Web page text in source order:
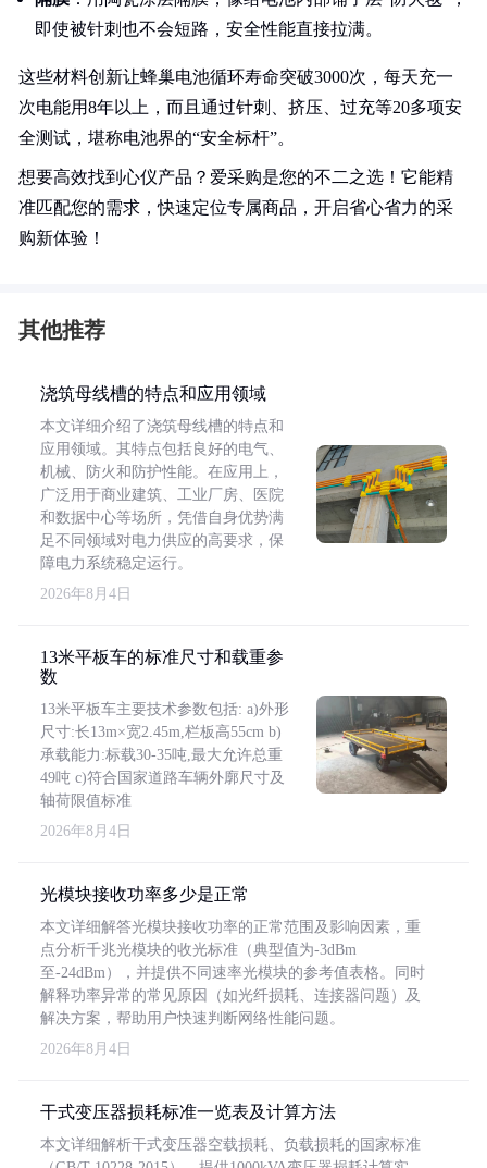
即使被针刺也不会短路，安全性能直接拉满。
这些材料创新让蜂巢电池循环寿命突破3000次，每天充一
次电能用8年以上，而且通过针刺、挤压、过充等20多项安
全测试，堪称电池界的“安全标杆”。
想要高效找到心仪产品？爱采购是您的不二之选！它能精
准匹配您的需求，快速定位专属商品，开启省心省力的采
购新体验！
其他推荐
浇筑母线槽的特点和应用领域
本文详细介绍了浇筑母线槽的特点和
应用领域。其特点包括良好的电气、
机械、防火和防护性能。在应用上，
广泛用于商业建筑、工业厂房、医院
和数据中心等场所，凭借自身优势满
足不同领域对电力供应的高要求，保
障电力系统稳定运行。
2026年8月4日
13米平板车的标准尺寸和载重参
数
13米平板车主要技术参数包括: a)外形
尺寸:长13m×宽2.45m,栏板高55cm b)
承载能力:标载30-35吨,最大允许总重
49吨 c)符合国家道路车辆外廓尺寸及
轴荷限值标准
2026年8月4日
光模块接收功率多少是正常
本文详细解答光模块接收功率的正常范围及影响因素，重
点分析千兆光模块的收光标准（典型值为-3dBm
至-24dBm），并提供不同速率光模块的参考值表格。同时
解释功率异常的常见原因（如光纤损耗、连接器问题）及
解决方案，帮助用户快速判断网络性能问题。
2026年8月4日
干式变压器损耗标准一览表及计算方法
本文详细解析干式变压器空载损耗、负载损耗的国家标准